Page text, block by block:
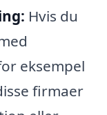
Hvis du
eksempel
firmaer